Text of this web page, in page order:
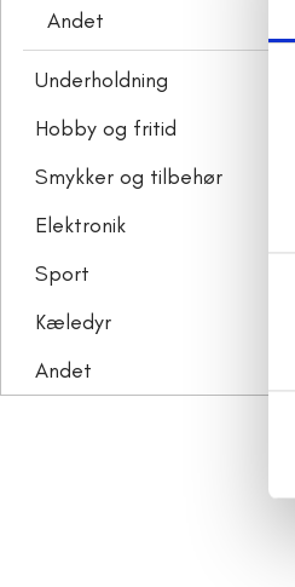
Andet
Underholdning
Hobby og fritid
Smykker og tilbehør
Elektronik
Sport
Kæledyr
Andet